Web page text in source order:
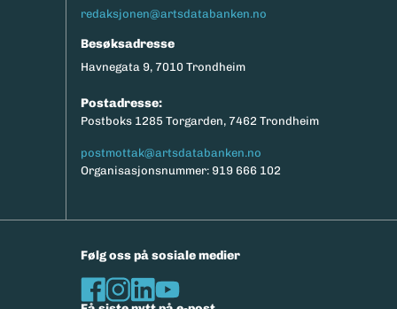
redaksjonen@artsdatabanken.no
Besøksadresse
Havnegata 9, 7010 Trondheim
Postadresse:
Postboks 1285 Torgarden, 7462 Trondheim
postmottak@artsdatabanken.no
Organisasjonsnummer: 919 666 102
Følg oss på sosiale medier